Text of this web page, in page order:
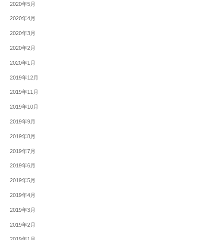
2020年5月
2020年4月
2020年3月
2020年2月
2020年1月
2019年12月
2019年11月
2019年10月
2019年9月
2019年8月
2019年7月
2019年6月
2019年5月
2019年4月
2019年3月
2019年2月